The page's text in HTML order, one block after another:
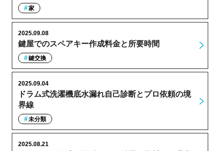
家
鍵屋でのスペアキー作成料金と所要時間
2025.09.08
鍵交換
ドラム式洗濯機底水漏れ自己診断とプロ依頼の境
界線
2025.09.04
未分類
2025.08.21